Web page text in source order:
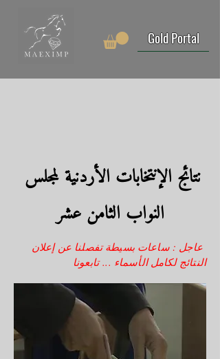
Gold Portal
النواب الثامن عشر
عاجل : ساعات بسيطة تفصلنا عن إعلان
النتائج لكامل الأسماء ... تابعونا